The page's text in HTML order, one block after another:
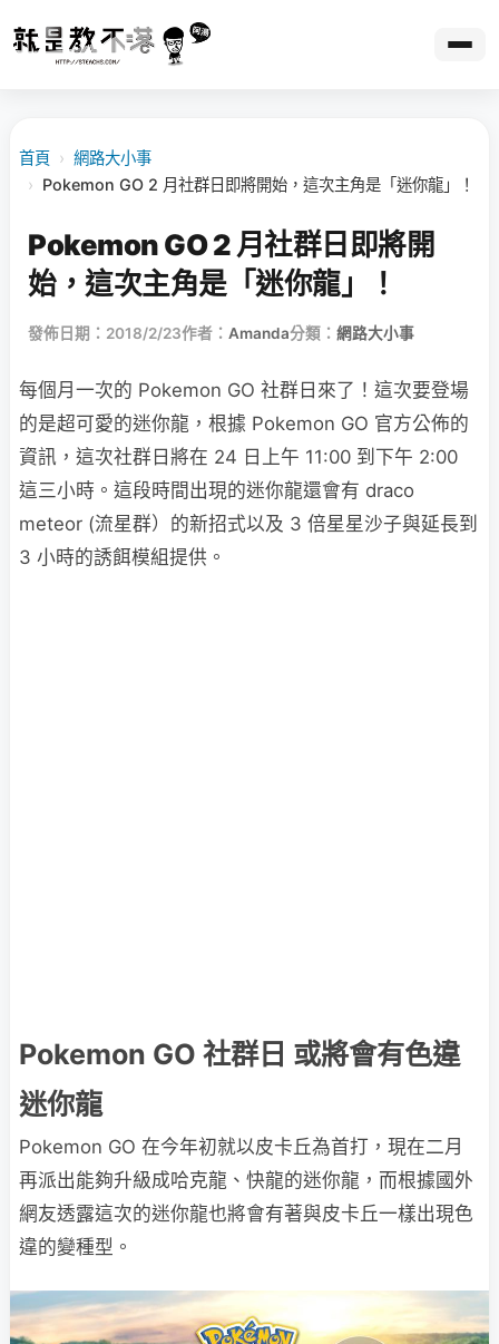
首頁 › 網路大小事
› Pokemon GO 2 月社群日即將開始，這次主角是「迷你龍」！
Pokemon GO 2 月社群日即將開
始，這次主角是「迷你龍」！
發佈日期：2018/2/23作者： Amanda分類： 網路大小事
每個月一次的 Pokemon GO 社群日來了！這次要登場
的是超可愛的迷你龍，根據 Pokemon GO 官方公佈的
資訊，這次社群日將在 24 日上午 11:00 到下午 2:00
這三小時。這段時間出現的迷你龍還會有 draco
meteor (流星群）的新招式以及 3 倍星星沙子與延長到
3 小時的誘餌模組提供。
Pokemon GO 社群日 或將會有色違
迷你龍
Pokemon GO 在今年初就以皮卡丘為首打，現在二月
再派出能夠升級成哈克龍、快龍的迷你龍，而根據國外
網友透露這次的迷你龍也將會有著與皮卡丘一樣出現色
違的變種型。